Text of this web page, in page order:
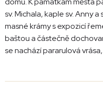
sv. Michala, kaple sv. Anny
masné krámy s expozicí
baštou a částečně
se nachází pararulová